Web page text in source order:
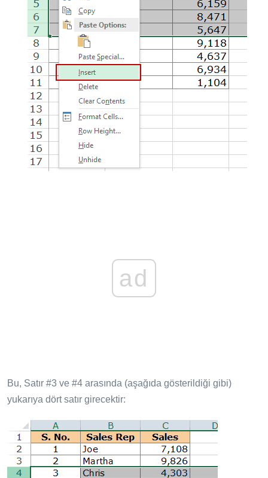
ad
Bu, Satır #3 ve #4 arasında (aşağıda gösterildiği gibi)
yukarıya dört satır girecektir: